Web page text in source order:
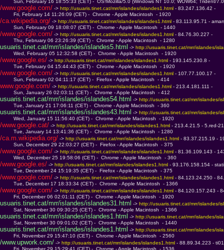
Sun, February 16 18:55:33 (CET) -  OS!Mozilla/5.0 (Windows NT 10.0; WOW64; Trident/
/www.google.com/ -> http://usuaris.tinet.cat/mrr/islandes/islandes1.html - 83.247.136.42 -
Fri, February 14 11:26:09 (CET) -  Chrome - Apple Macintosh  - 1920
/ca.wikipedia.org/ -> http://usuaris.tinet.cat/mrr/islandes/islandes1.html - 83.113.95.71 -
Sun, February 09 18:08:07 (CET) -  Chrome - Apple Macintosh  - 1440
/www.google.com/ -> http://usuaris.tinet.cat/mrr/islandes/islandes1.html - 84.76.30.227 -
Thu, February 06 23:26:39 (CET) -  Chrome - Apple Macintosh  - 1280
usuaris.tinet.cat/mrr/islandes/islandes5.html -> http://usuaris.tinet.cat/mrr/islandes/
Wed, February 05 12:32:58 (CET) -  Chrome - Apple Macintosh  - 1920
/www.google.es/ -> http://usuaris.tinet.cat/mrr/islandes/islandes1.html - 193.145.230.8 -
Tue, February 04 15:44:43 (CET) -  Chrome - Apple Macintosh  - 1920
/www.google.com/ -> http://usuaris.tinet.cat/mrr/islandes/islandes1.html - 107.77.100.17 -
Sun, February 02 04:11:17 (CET) -  Firefox - Apple Macintosh  - 414
www.google.com/ -> http://usuaris.tinet.cat/mrr/islandes/islandes1.html - 213.4.181.111 -
Sun, January 26 02:03:11 (CET) -  Chrome - Apple Macintosh  - 412
usuaris.tinet.cat/mrr/islandes/islandes54.html -> http://usuaris.tinet.cat/mrr/islandes/
Tue, January 21 17:06:11 (CET) -  Chrome - Apple Macintosh  - 360
usuaris.tinet.cat/mrr/islandes/islandes43.html -> http://usuaris.tinet.cat/mrr/islandes/
Wed, January 15 11:56:40 (CET) -  Chrome - Apple Macintosh  - 1920
/www.google.cat/ -> http://usuaris.tinet.cat/mrr/islandes/islandes1.html - 213.4.21.5 - 5.red-
Tue, January 14 13:41:36 (CET) -  Chrome - Apple Macintosh  - 1280
/ca.m.wikipedia.org/ -> http://usuaris.tinet.cat/mrr/islandes/islandes1.html - 83.37.215.19 -
Sun, December 29 22:03:27 (CET) -  Firefox - Apple Macintosh  - 375
/www.google.com/ -> http://usuaris.tinet.cat/mrr/islandes/islandes1.html - 81.36.109.143 -
Wed, December 25 19:58:06 (CET) -  Chrome - Apple Macintosh  - 360
/www.google.es/ -> http://usuaris.tinet.cat/mrr/islandes/islandes1.html - 93.176.158.154 -
Tue, December 24 15:19:35 (CET) -  Firefox - Apple Macintosh  - 375
/www.google.com/ -> http://usuaris.tinet.cat/mrr/islandes/islandes1.html - 84.123.24.250 -
Tue, December 17 18:33:34 (CET) -  Chrome - Apple Macintosh  - 1366
/www.google.com/ -> http://usuaris.tinet.cat/mrr/islandes/islandes1.html - 84.120.157.243 -
Fri, December 06 02:01:11 (CET) -  Chrome - Apple Macintosh  - 1920
usuaris.tinet.cat/mrr/islandes/islandes31.html -> http://usuaris.tinet.cat/mrr/islandes/
Sat, November 30 09:30:25 (CET) -  Chrome - Apple Macintosh  - 1366
usuaris.tinet.cat/mrr/islandes/islandes1.html -> http://usuaris.tinet.cat/mrr/islandes/
Sat, November 30 09:01:02 (CET) -  Chrome - Apple Macintosh  - 1440
usuaris.tinet.cat/mrr/islandes/islandes1.html -> http://usuaris.tinet.cat/mrr/islandes/
Fri, November 29 15:47:10 (CET) -  Chrome - Apple Macintosh  - 2560
/www.upwork.com/ -> http://usuaris.tinet.cat/mrr/islandes/islandes1.html - 88.89.34.223 -
Fri, November 29 15:29:41 (CET) -  Chrome - Apple Macintosh  - 1536